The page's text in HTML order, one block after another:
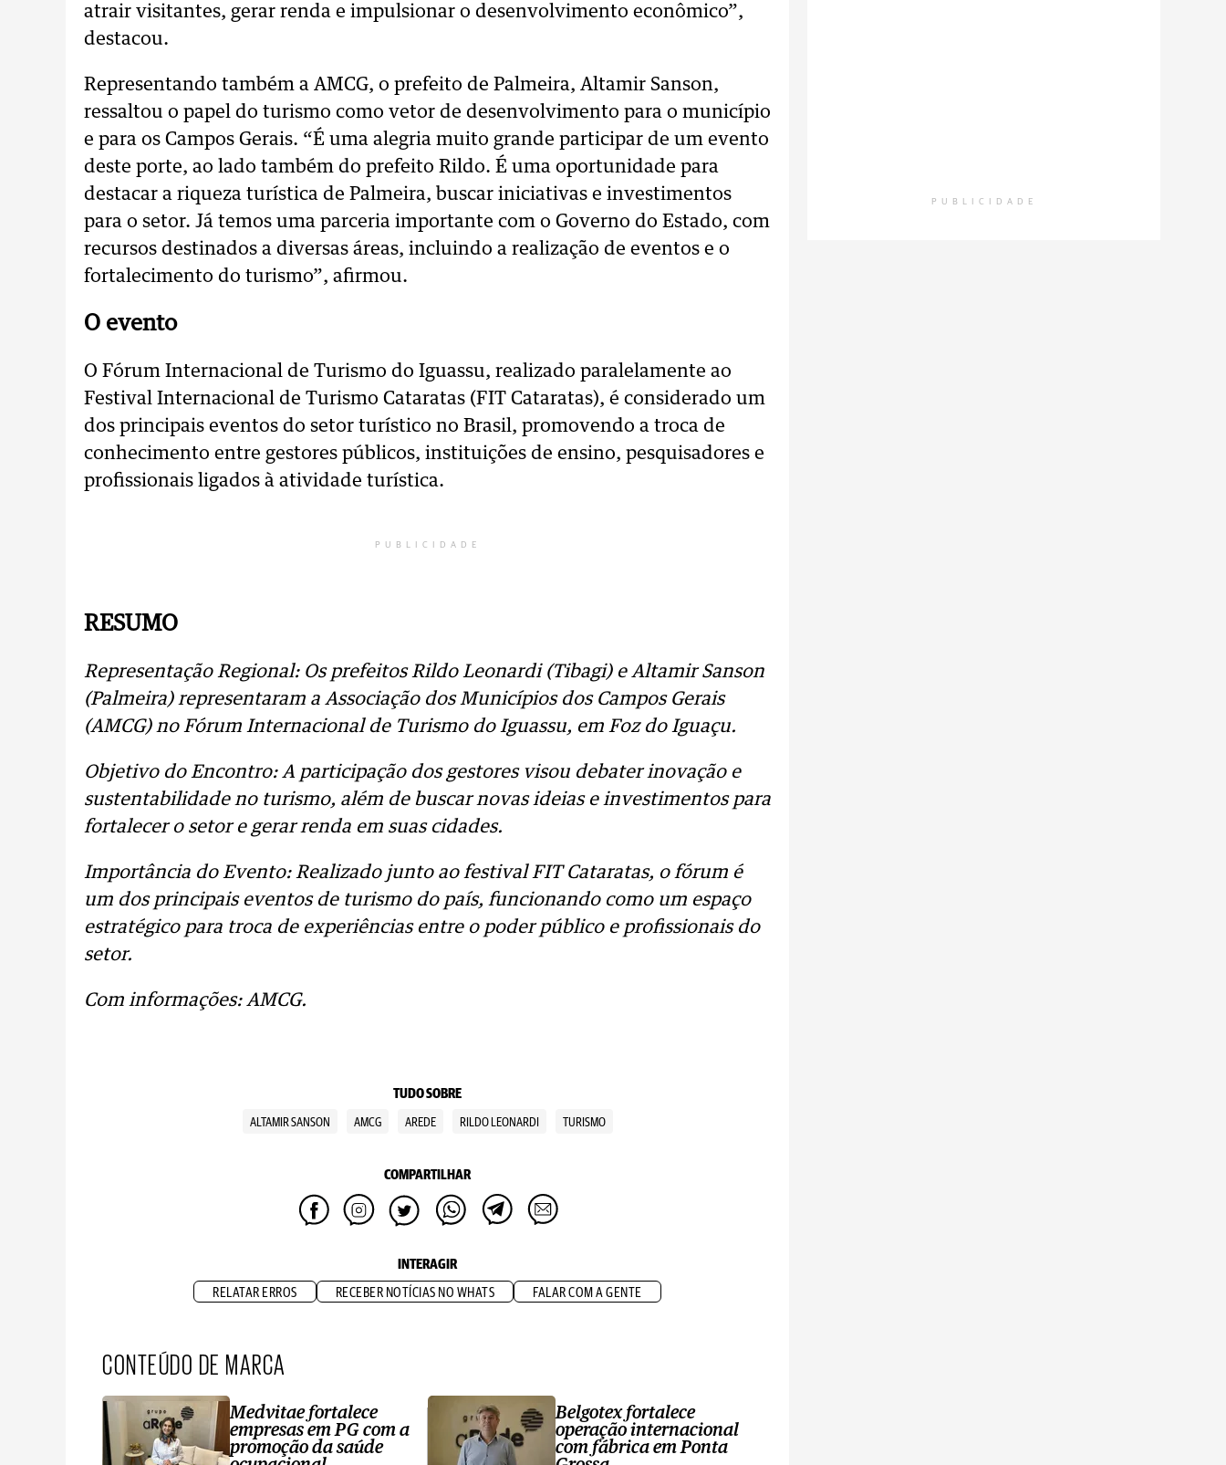
atrair visitantes, gerar renda e impulsionar o desenvolvimento econômico”,
destacou.
Representando também a AMCG, o prefeito de Palmeira, Altamir Sanson,
ressaltou o papel do turismo como vetor de desenvolvimento para o município
e para os Campos Gerais. “É uma alegria muito grande participar de um evento
deste porte, ao lado também do prefeito Rildo. É uma oportunidade para
destacar a riqueza turística de Palmeira, buscar iniciativas e investimentos
para o setor. Já temos uma parceria importante com o Governo do Estado, com
recursos destinados a diversas áreas, incluindo a realização de eventos e o
fortalecimento do turismo”, afirmou.
O evento
O Fórum Internacional de Turismo do Iguassu, realizado paralelamente ao
Festival Internacional de Turismo Cataratas (FIT Cataratas), é considerado um
dos principais eventos do setor turístico no Brasil, promovendo a troca de
conhecimento entre gestores públicos, instituições de ensino, pesquisadores e
profissionais ligados à atividade turística.
PUBLICIDADE
RESUMO
Representação Regional: Os prefeitos Rildo Leonardi (Tibagi) e Altamir Sanson
(Palmeira) representaram a Associação dos Municípios dos Campos Gerais
(AMCG) no Fórum Internacional de Turismo do Iguassu, em Foz do Iguaçu.
Objetivo do Encontro: A participação dos gestores visou debater inovação e
sustentabilidade no turismo, além de buscar novas ideias e investimentos para
fortalecer o setor e gerar renda em suas cidades.
Importância do Evento: Realizado junto ao festival FIT Cataratas, o fórum é
um dos principais eventos de turismo do país, funcionando como um espaço
estratégico para troca de experiências entre o poder público e profissionais do
setor.
Com informações: AMCG.
TUDO SOBRE
ALTAMIR SANSON AMCG AREDE RILDO LEONARDI TURISMO
COMPARTILHAR
INTERAGIR
RELATAR ERROS RECEBER NOTÍCIAS NO WHATS FALAR COM A GENTE
CONTEÚDO DE MARCA
Medvitae fortalece
empresas em PG com a
promoção da saúde
Belgotex fortalece
operação internacional
com fábrica em Ponta
PUBLICIDADE